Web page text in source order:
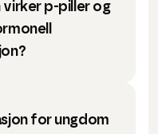
virker p-piller og
for ungdom